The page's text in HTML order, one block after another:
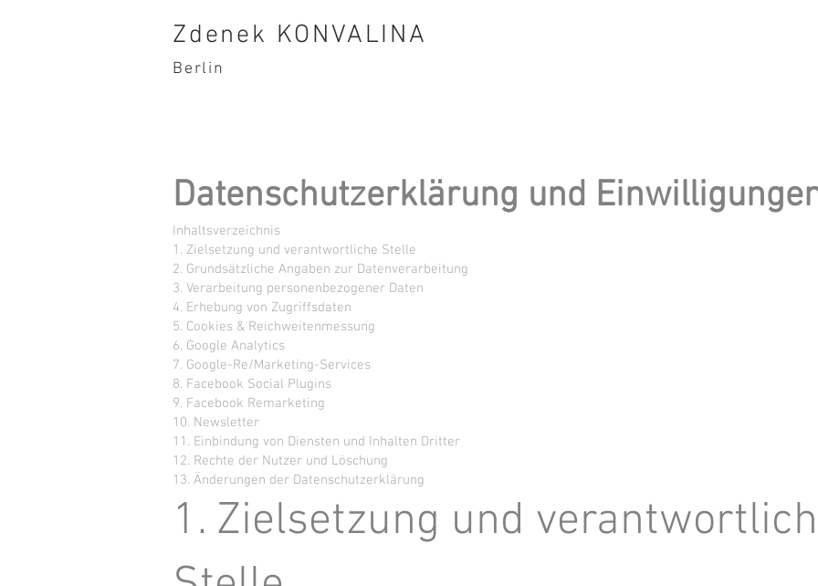
Zdenek KONVALINA
Berlin
Datenschutzerklärung und
Inhaltsverzeichnis
1. Zielsetzung und verantwortliche Stelle
2. Grundsätzliche Angaben zur Datenverarbeitung
3. Verarbeitung personenbezogener Daten
4. Erhebung von Zugriffsdaten
5. Cookies & Reichweitenmessung
6. Google Analytics
7. Google-Re/Marketing-Services
8. Facebook Social Plugins
9. Facebook Remarketing
10. Newsletter
11. Einbindung von Diensten und Inhalten Dritter
12. Rechte der Nutzer und Löschung
13. Änderungen der Datenschutzerklärung
1. Zielsetzung und